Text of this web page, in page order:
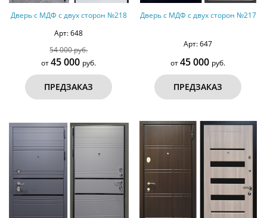
Дверь с МДФ с двух сторон №218
Арт: 648
54 000 руб.
от45 000 руб.
ПРЕДЗАКАЗ
Дверь с МДФ с двух сторон №217
Арт: 647
от45 000 руб.
ПРЕДЗАКАЗ